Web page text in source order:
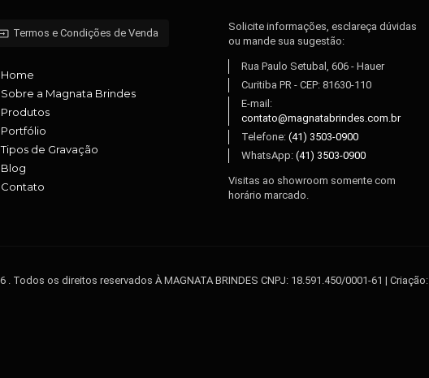
Termos e Condições de Venda
Home
Sobre a Magnata Brindes
Produtos
Portfólio
Tipos de Gravação
Blog
Contato
Solicite informações, esclareça dúvidas
ou mande sua sugestão:
Rua Paulo Setubal, 606 - Hauer
Curitiba PR - CEP: 81630-110
E-mail:
contato@magnatabrindes.com.br
Telefone: (41) 3503-0900
WhatsApp: (41) 3503-0900
Visitas ao showroom somente com
horário marcado.
. Todos os direitos reservados À MAGNATA BRINDES CNPJ: 18.591.450/0001-61 | Criação: